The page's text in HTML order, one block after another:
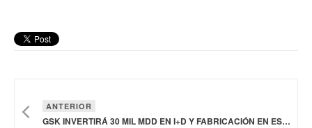
ANTERIOR
GSK INVERTIRÁ 30 MIL MDD EN I+D Y FABRICACIÓN EN ESTADOS UNIDOS DURANTE LOS PRÓXIMOS CINCO AÑOS